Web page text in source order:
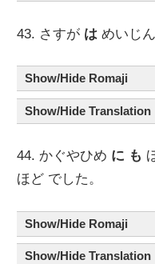
43. さすが は めいじ
Show/Hide Romaji
Show/Hide Translation
44. かぐやひめ に も
ほど でした。
Show/Hide Romaji
Show/Hide Translation